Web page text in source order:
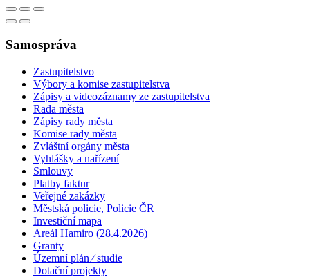
Samospráva
Zastupitelstvo
Výbory a komise zastupitelstva
Zápisy a videozáznamy ze zastupitelstva
Rada města
Zápisy rady města
Komise rady města
Zvláštní orgány města
Vyhlášky a nařízení
Smlouvy
Platby faktur
Veřejné zakázky
Městská policie, Policie ČR
Investiční mapa
Areál Hamiro (28.4.2026)
Granty
Územní plán ⁄ studie
Dotační projekty